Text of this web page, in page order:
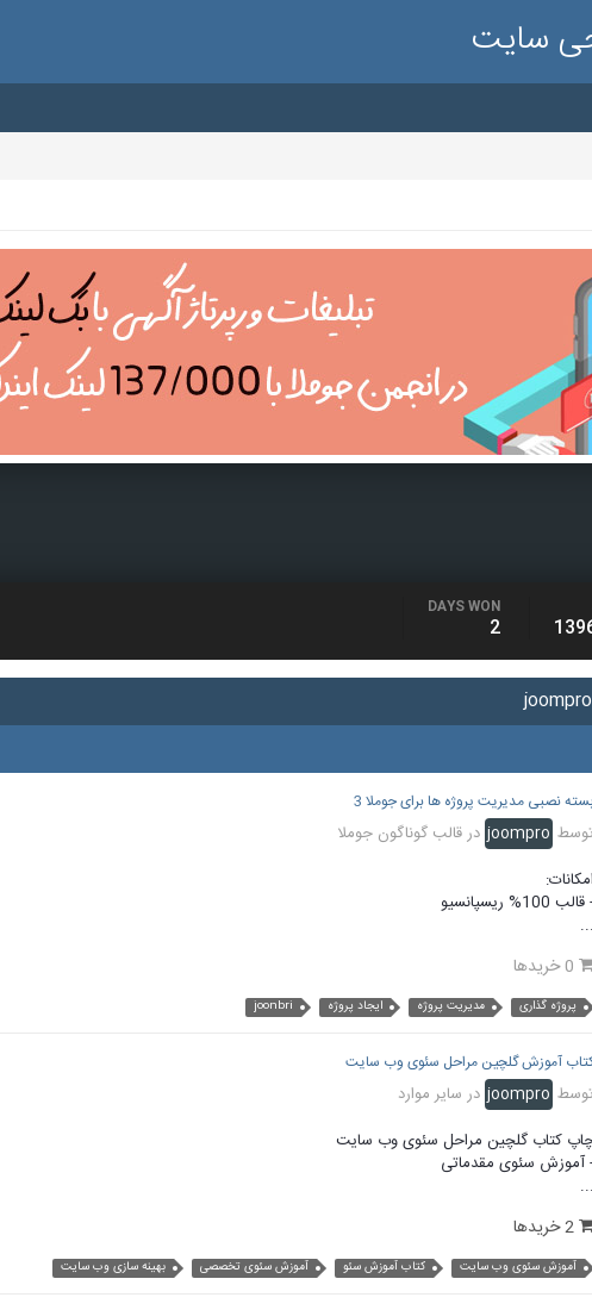
سایت
DAYS WON
2
نصبی مدیریت پروژه ها برای جوملا 3
توسط joompro درقالب گوناگون جوملا
امکانات:
100% ریسپانسیو
...
پروژه گذاری مدیریت پروژه ایجاد پروژه joonbri
آموزش گلچین مراحل سئوی وب سایت
توسط joompro در سایر موارد
کتاب گلچین مراحل سئوی وب سایت
آموزش سئوی مقدماتی
...
آموزش سئوی وب سایت کتاب آموزش سئو آموزش سئوی تخصصی بهینه سازی وب سایت